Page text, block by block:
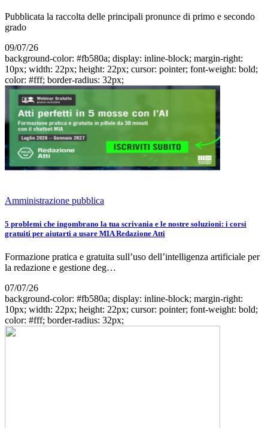
Pubblicata la raccolta delle principali pronunce di primo e secondo
grado
09/07/26
background-color: #fb580a; display: inline-block; margin-right:
10px; width: 22px; height: 22px; cursor: pointer; font-weight: bold;
color: #fff; border-radius: 32px;
Amministrazione pubblica
5 problemi che ingombrano la tua scrivania e le nostre soluzioni: i corsi
gratuiti per aiutarti a usare MIA Redazione Atti
Formazione pratica e gratuita sull’uso dell’intelligenza artificiale per
la redazione e gestione deg…
07/07/26
background-color: #fb580a; display: inline-block; margin-right:
10px; width: 22px; height: 22px; cursor: pointer; font-weight: bold;
color: #fff; border-radius: 32px;